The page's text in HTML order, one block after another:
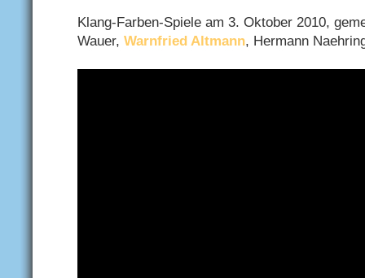
Klang-Farben-Spiele am 3. Oktober 2010,
Wauer, Warnfried Altmann, Hermann